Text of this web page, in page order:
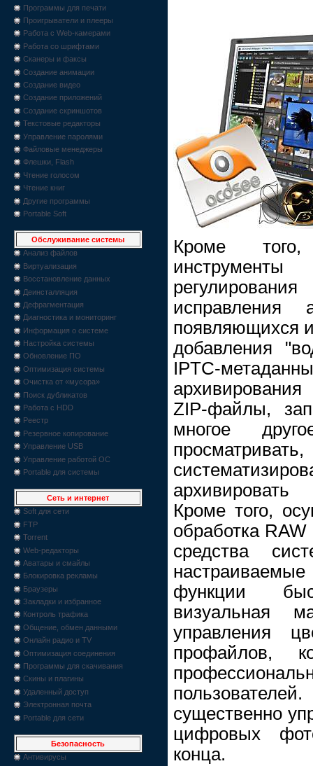
Программы для печати
Проигрыватели и плееры
Работа с Web-камерами
Работа со шрифтами
Сканеры и факсы
Создание анимации
Создание видео
Создание приложений
Создание скриншотов
Текстовые редакторы
Управление паролями
Файловые менеджеры
Флешки, Flash
Чтение голосом
Чтение книг
Другие программы
Portable Soft
Обслуживание системы
Анализ файлов
Виртуализация
Восстановление данных
Деинсталляция
Дефрагментация
Диагностика и мониторинг
Информация о системе
Настройка системы
Обновление ПО
Оптимизация системы
Очистка от «мусора»
Поиск дубликатов
Работа с HDD
Реестр
Резервное копирование
Управление USB
Управление работой ОС
Portable для системы
Сеть и интернет
Soft для сети
FTP
Torrent
Web-редакторы
Аватары и смайлы
Блокировка рекламы
Браузеры
Закладки и избранное
Контроль трафика
Общение, обмен данными
Онлайн радио и TV
Оптимизация соединения
Программы для скачивания
Скины и плагины
Удаленный доступ
Электронная почта
Portable для сети
Безопасность
Антивирусы
Кроме того,
исправления
появляющихся
добавления
IPTC-
ZIP-файлы,
многое
Кроме того,
обработка
средства
функции
визуальная
управления
профайлов,
существенно
цифровых
конца.